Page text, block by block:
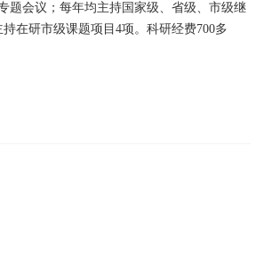
题会议；每年均主持国家级、省级、市级继
在研市级课题项目4项。科研经费700多